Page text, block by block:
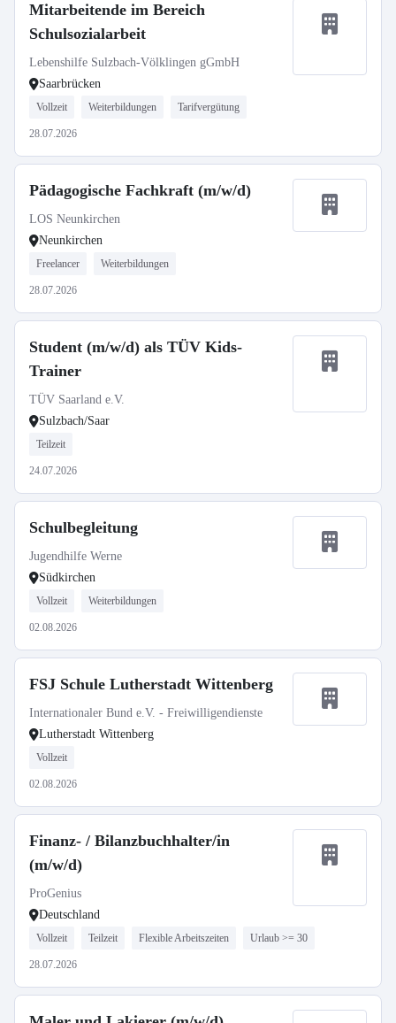
Mitarbeitende im Bereich
Schulsozialarbeit
Lebenshilfe Sulzbach-Völklingen gGmbH
Saarbrücken
Vollzeit Weiterbildungen Tarifvergütung
28.07.2026
Pädagogische Fachkraft (m/w/d)
LOS Neunkirchen
Neunkirchen
Freelancer Weiterbildungen
28.07.2026
Student (m/w/d) als TÜV Kids-
Trainer
TÜV Saarland e.V.
Sulzbach/Saar
Teilzeit
24.07.2026
Schulbegleitung
Jugendhilfe Werne
Südkirchen
Vollzeit Weiterbildungen
02.08.2026
FSJ Schule Lutherstadt Wittenberg
Internationaler Bund e.V. - Freiwilligendienste
Lutherstadt Wittenberg
Vollzeit
02.08.2026
Finanz- / Bilanzbuchhalter/in
(m/w/d)
ProGenius
Deutschland
Vollzeit Teilzeit Flexible Arbeitszeiten Urlaub >= 30
28.07.2026